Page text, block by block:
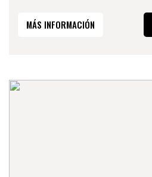
MÁS INFORMACIÓN